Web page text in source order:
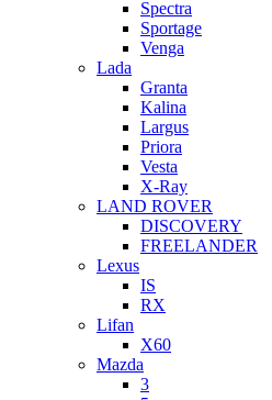
Spectra
Sportage
Venga
Lada
Granta
Kalina
Largus
Priora
Vesta
X-Ray
LAND ROVER
DISCOVERY
FREELANDER
Lexus
IS
RX
Lifan
X60
Mazda
3